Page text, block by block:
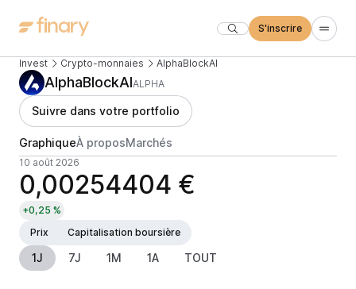
S'inscrire
Invest Crypto-monnaies AlphaBlockAI
AlphaBlockAIALPHA
Suivre dans votre portfolio
GraphiqueÀ proposMarchés
10 août 2026
0,00254404 €
+0,25 %
Prix
Capitalisation boursière
1J 7J 1M 1A TOUT